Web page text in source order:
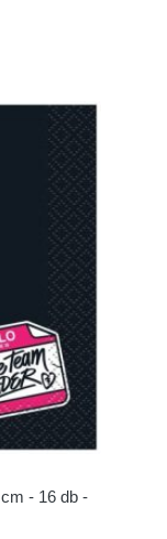
- 16 db -